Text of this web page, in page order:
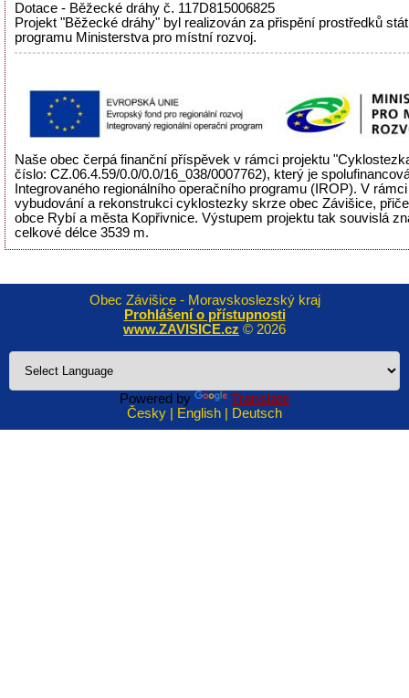
Dotace - Běžecké dráhy č. 117D815006825
Projekt "Běžecké dráhy" byl realizován za přispění prostředků
programu Ministerstva pro místní rozvoj.
Naše obec čerpá finanční příspěvek v rámci projektu
číslo: CZ.06.4.59/0.0/0.0/16_038/0007762), který je
Integrovaného regionálního operačního programu (IROP). V
vybudování a rekonstrukci cyklostezky skrze obec Závišice,
obce Rybí a města Kopřivnice. Výstupem projektu tak souvislá
celkové délce 3539 m.
Obec Závišice - Moravskoslezský kraj
Prohlášení o přístupnosti
www.ZAVISICE.cz © 2026
Powered by
Translate
Česky | English | Deutsch